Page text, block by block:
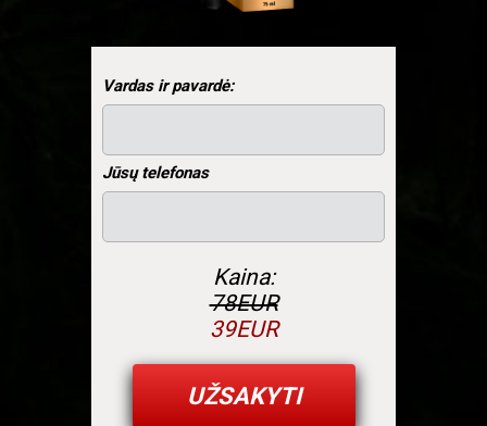
Vardas ir pavardė:
Jūsų telefonas
Kaina:
78EUR
39EUR
UŽSAKYTI